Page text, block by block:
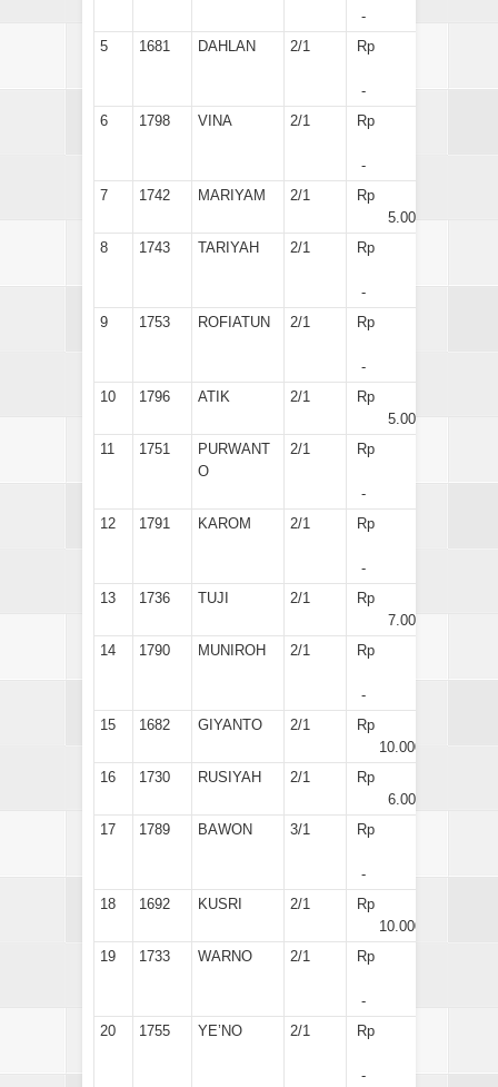
-
5
1681 DAHLAN 2/1 Rp
-
6
1798 VINA 2/1 Rp
-
7
1742 MARIYAM 2/1
Rp
5.000
8
1743 TARIYAH 2/1 Rp
-
9
1753 ROFIATUN 2/1 Rp
-
10
1796 ATIK 2/1
Rp
5.000
11
1751
PURWANT
O
2/1 Rp
-
12
1791 KAROM 2/1 Rp
-
13
1736 TUJI 2/1
Rp
7.000
14
1790 MUNIROH 2/1 Rp
-
15
1682 GIYANTO 2/1
Rp
10.000
16
1730 RUSIYAH 2/1
Rp
6.000
17
1789 BAWON 3/1 Rp
-
18
1692 KUSRI 2/1
Rp
10.000
19
1733 WARNO 2/1 Rp
-
20
1755 YE’NO 2/1 Rp
-